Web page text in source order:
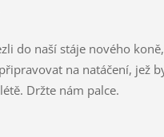
do naší stáje nového koně,
na natáčení, jež
Držte nám palce.